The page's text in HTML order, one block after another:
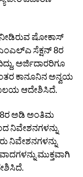
ಷೋಕಾಸ್‌
ಸೆಕ್ಷನ್‌ 8ರ
ಅರ್ಜಿದಾರರಿಗೂ
ಕಾನೂನಿನ ಅನ್ವಯ
ಆದೇಶಿಸಿದೆ.
8ರ ಅಡಿ ಅಂತಿಮ
ನಿವೇಶನಗಳನ್ನು
ನಿವೇಶನಗಳನ್ನು
ಮುಕ್ತವಾಗಿ